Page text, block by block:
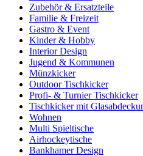
Zubehör & Ersatzteile
Familie & Freizeit
Gastro & Event
Kinder & Hobby
Interior Design
Jugend & Kommunen
Münzkicker
Outdoor Tischkicker
Profi- & Turnier Tischkicker
Tischkicker mit
Wohnen
Multi Spieltische
Airhockeytische
Bankhamer Design